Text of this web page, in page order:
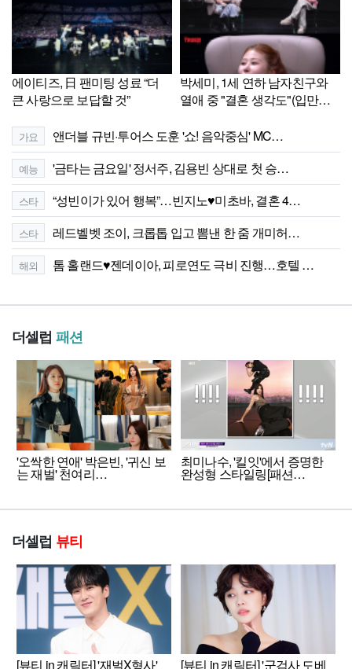
에이티즈, 日 팬미팅 성료 “더
큰 사랑으로 보답할 것”
박세미, 1세 연하 남자친구와
열애 중 "결혼 생각도"(입만열
가요 앤더블 규빈·투어스 도훈 '쇼! 음악중심' MC…
예능 '금타는 금요일' 정서주, 김용빈 상대로 첫 승…
스타 “성빈이가 있어 행복”…빈지노♥미초바, 결혼 4…
스타 레드벨벳 조이, 크롭톱 입고 뽐낸 한 줌 개미허…
해외 톰 홀랜드♥젠데이아, 피로연도 극비 진행…호텔 …
더셀럽 패션
'오싹한 연애' 박은빈, '귀신 보
는 재벌' 천여리…
최미나수, '킬잇'에서 증명한
완성형 스타일링[패션…
더셀럽 뷰티
[뷰티 in 캐릭터] '재벌X형사' [뷰티 in 캐릭터] '군검사 도베